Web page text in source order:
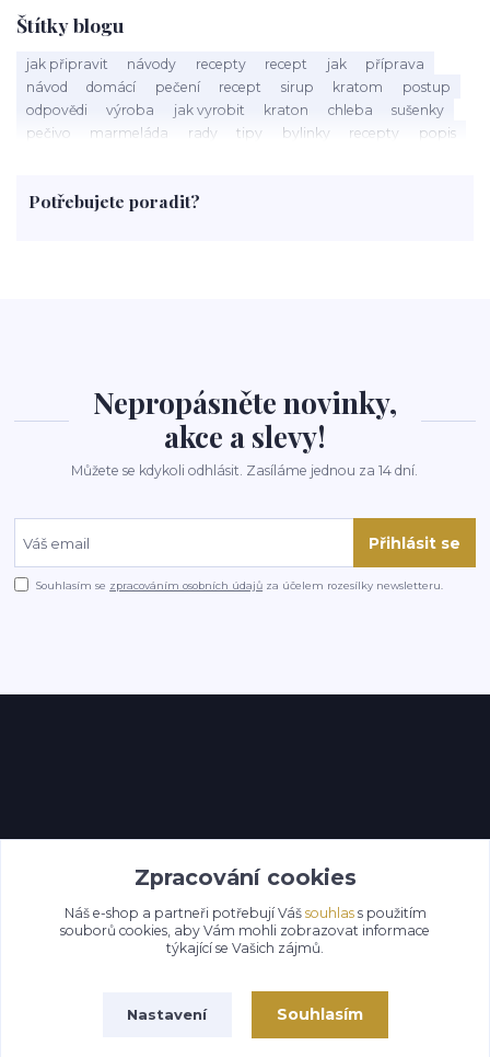
Štítky blogu
jak připravit návody recepty recept jak
příprava
návod
domácí pečení recept sirup kratom
postup
odpovědi
výroba jak vyrobit kraton chleba
sušenky
pečivo
marmeláda rady tipy bylinky recepty
popis
rohlíky
grilování čaj
Potřebujete poradit?
Nepropásněte novinky,
akce a slevy!
Můžete se kdykoli odhlásit. Zasíláme jednou za 14 dní.
Přihlásit se
Souhlasím se zpracováním osobních údajů za účelem rozesílky newsletteru.
Zpracování cookies
Náš e-shop a partneři potřebují Váš souhlass použitím
souborů cookies, aby Vám mohli zobrazovat informace
týkající se Vašich zájmů.
Nastavení Souhlasím